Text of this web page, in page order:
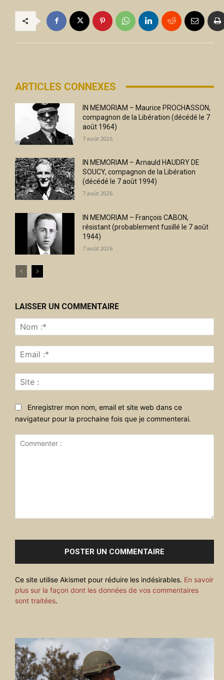
ARTICLES CONNEXES
IN MEMORIAM – Maurice PROCHASSON,
compagnon de la Libération (décédé le 7
août 1964)
7 août 2026
IN MEMORIAM – Arnauld HAUDRY DE
SOUCY, compagnon de la Libération
(décédé le 7 août 1994)
7 août 2026
IN MEMORIAM – François CABON,
résistant (probablement fusillé le 7 août
1944)
7 août 2026
LAISSER UN COMMENTAIRE
:*
:*
:
Enregistrer mon nom, email et site web dans ce
navigateur pour la prochaine fois que je commenterai.
Ce site utilise Akismet pour réduire les indésirables. En savoir
plus sur la façon dont les données de vos commentaires
sont traitées.